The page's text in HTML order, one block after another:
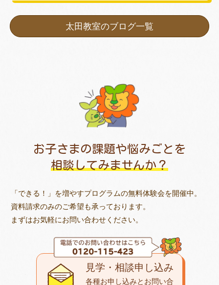
太田教室のブログ一覧
お子さまの課題や悩みごとを
相談してみませんか？
「できる！」を増やすプログラムの無料体験会を開催中。
資料請求のみのご希望も承っております。
まずはお気軽にお問い合わせください。
見学・相談申し込み
各種お申し込みとお問い合